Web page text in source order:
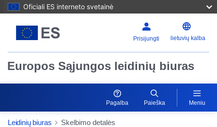
Oficiali ES interneto svetainė
Prisijungti lietuvių kalba
Europos Sąjungos leidinių biuras
Pagalba Paieška Meniu
Leidinių biuras Skelbimo detalės